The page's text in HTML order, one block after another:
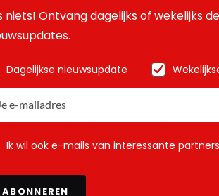
niets! Ontvang dagelijks of wekelijks
Dagelijkse nieuwsupdate
Ik wil ook e-mails van interessante
ABONNEREN